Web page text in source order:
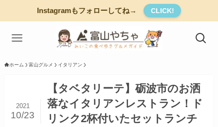
Instagramもフォローしてね→ CLICK!
ホーム 富山グルメ イタリアン
【タベタリーテ】砺波市のお洒
落なイタリアンレストラン！ド
リンク2杯付いたセットランチ
2021
10/23